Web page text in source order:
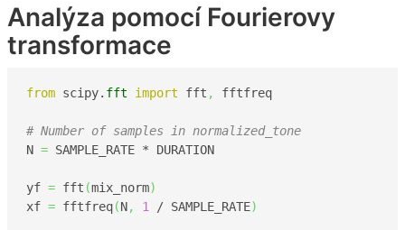
Analýza pomocí Fourierovy
transformace
from scipy. fft import fft , fftfreq
# Number of samples in normalized_tone
N = SAMPLE_RATE * DURATION
yf = fft (mix_norm)
xf = fftfreq(N, 1 / SAMPLE_RATE)